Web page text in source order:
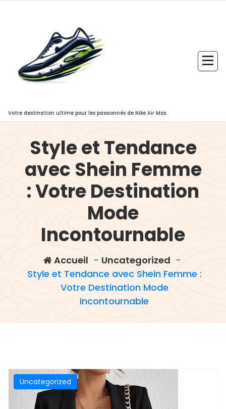
Votre destination ultime pour les passionnés de Nike Air Max.
Style et Tendance
avec Shein Femme
: Votre Destination
Mode
Incontournable
Accueil - Uncategorized -
Style et Tendance avec Shein Femme :
Votre Destination Mode
Incontournable
Uncategorized